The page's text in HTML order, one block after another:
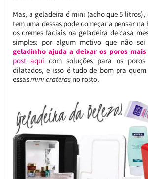
Mas, a geladeira é mini (acho que 5 litros),
tem uma dessas pode começar a pensar
os cremes faciais na geladeira de casa
simples: por algum motivo que não
geladinho ajuda a deixar os poros mais
post aqui com soluções para os poros
dilatados, e isso é tudo de bom pra
essasmini craterasno rosto.